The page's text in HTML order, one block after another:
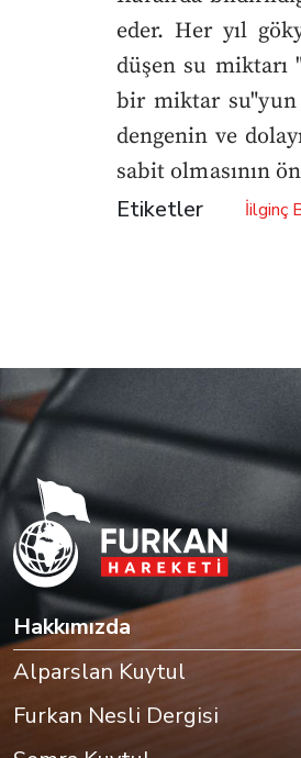
eder. Her yıl
düşen su
bir miktar
dengenin ve
sabit olmasının
Etiketler İilginç
Hakkımızda
Alparslan Kuytul
Furkan Nesli Dergisi